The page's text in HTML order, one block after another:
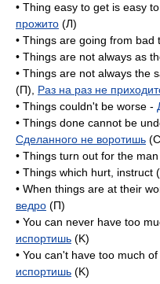
• Thing easy to get is easy
прожито (Л)
• Things are going from bad
• Things are not always as
• Things are not always the
(П), Раз на раз не
• Things couldn't be worse -
• Things done cannot be
Сделанного не воротишь
• Things turn out for the
• Things which hurt, instruct
• When things are at their
ведро (П)
• You can never have too
испортишь (K)
• You can't have too much
испортишь (K)